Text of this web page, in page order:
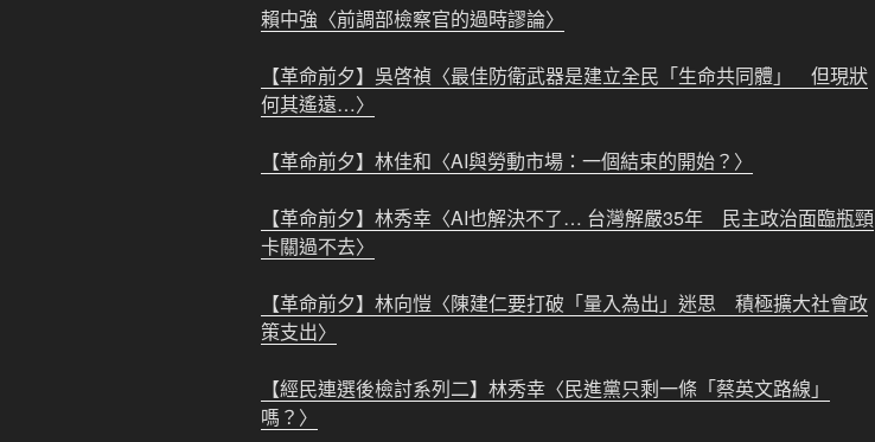
賴中強 〈前調部檢察官的過時謬論〉
【革命前夕】 吳啓禎 〈最佳防衛武器是建立全民「生命共同體」 但現狀
何其遙遠…〉
【革命前夕】 林佳和 〈AI與勞動市場：一個結束的開始？〉
【革命前夕】 林秀幸 〈AI也解決不了… 台灣解嚴35年 民主政治面臨瓶頸
卡關過不去〉
【革命前夕】 林向愷 〈陳建仁要打破「量入為出」迷思 積極擴大社會政
策支出〉
【經民連選後檢討系列二】 林秀幸 〈民進黨只剩一條「蔡英文路線」
嗎？〉